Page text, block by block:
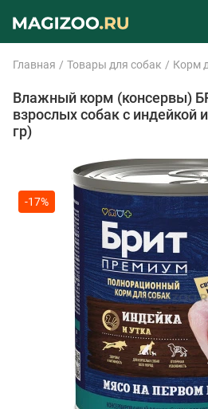
Главная Товары для собак Корм
Влажный корм (консервы)
взрослых собак с индейкой
гр)
-17%